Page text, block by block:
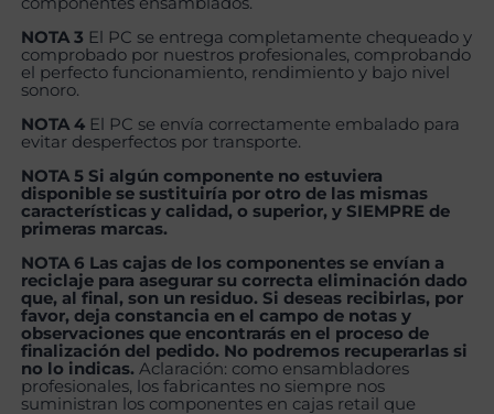
NOTA 3 El PC se entrega completamente chequeado y
comprobado por nuestros profesionales, comprobando
el perfecto funcionamiento, rendimiento y bajo nivel
sonoro.
NOTA 4 El PC se envía correctamente embalado para
evitar desperfectos por transporte.
NOTA 5 Si algún componente no estuviera
disponible se sustituiría por otro de las mismas
características y calidad, o superior, y SIEMPRE de
primeras marcas.
NOTA 6 Las cajas de los componentes se envían a
reciclaje para asegurar su correcta eliminación dado
que, al final, son un residuo. Si deseas recibirlas, por
favor, deja constancia en el campo de notas y
observaciones que encontrarás en el proceso de
finalización del pedido. No podremos recuperarlas si
no lo indicas. Aclaración: como ensambladores
profesionales, los fabricantes no siempre nos
suministran los componentes en cajas retail que